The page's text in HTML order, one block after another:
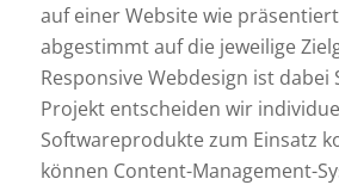
auf einer Website wie
abgestimmt auf die jeweilige
Responsive Webdesign ist dabei
Projekt entscheiden wir
Softwareprodukte zum Einsatz
können Content-Management-